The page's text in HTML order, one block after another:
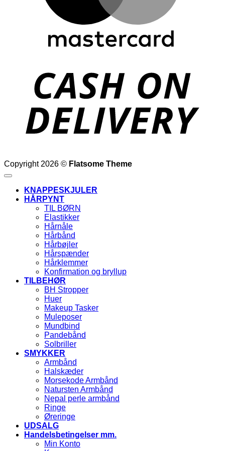
Copyright 2026 © Flatsome Theme
KNAPPESKJULER
HÅRPYNT
TIL BØRN
Elastikker
Hårnåle
Hårbånd
Hårbøjler
Hårspænder
Hårklemmer
Konfirmation og bryllup
TILBEHØR
BH Stropper
Huer
Makeup Tasker
Muleposer
Mundbind
Pandebånd
Solbriller
SMYKKER
Armbånd
Halskæder
Morsekode Armbånd
Natursten Armbånd
Nepal perle armbånd
Ringe
Øreringe
UDSALG
Handelsbetingelser mm.
Min Konto